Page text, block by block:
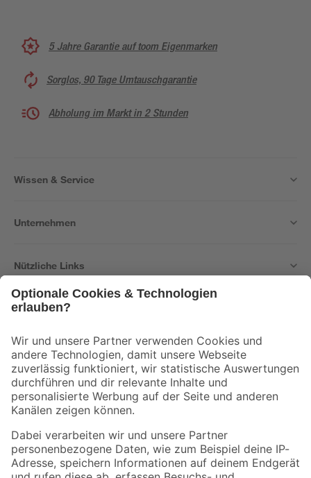
5 Jahre Garantie auf toom Eigenmarken
Sorglos, 90 Tage Umtauschgarantie
Abholung im Markt in 2 Stunden
Wissen & Service
Unternehmen
Nützliche Links
Der toom Newsletter: Keine Angebote und Aktionen mehr verpassen!
Zur Newsletter Anmeldung
Folge uns
Zahlungsarten Versandarten